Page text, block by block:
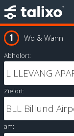
Wo & Wann
Abholort:
Zielort:
am: